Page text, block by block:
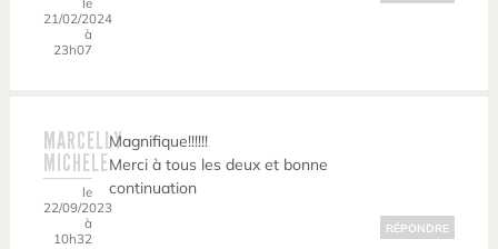
21/02/2024
à
23h07
MARCELLY
MICHELE
le
22/09/2023
à
10h32
Magnifique!!!!!!
Merci à tous les deux et bonne
continuation
RÉPONDRE